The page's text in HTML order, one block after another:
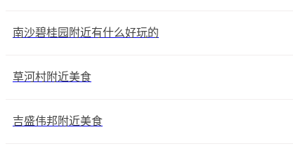
南沙碧桂园附近有什么好玩的
草河村附近美食
吉盛伟邦附近美食